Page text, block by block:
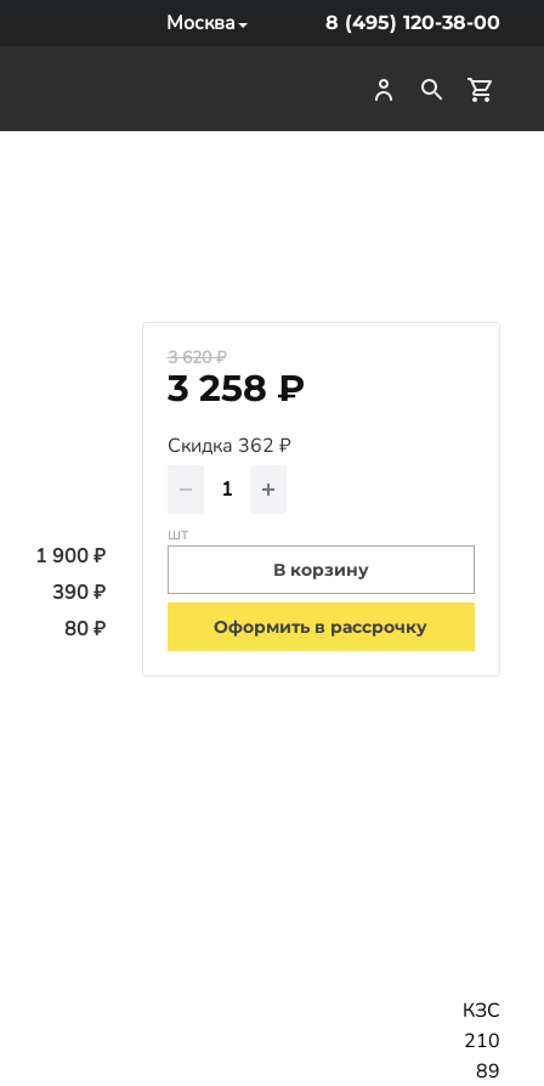
Москва 8 (495) 120-38-00
1 900 ₽
390 ₽
80 ₽
3 620 ₽
3 258 ₽
Скидка 362 ₽
шт
В корзину
Оформить в рассрочку
КЗС
210
89